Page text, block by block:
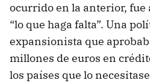
ocurrido en la anterior, fue
“lo que haga falta”. Una
expansionista que
millones de euros en
los países que lo